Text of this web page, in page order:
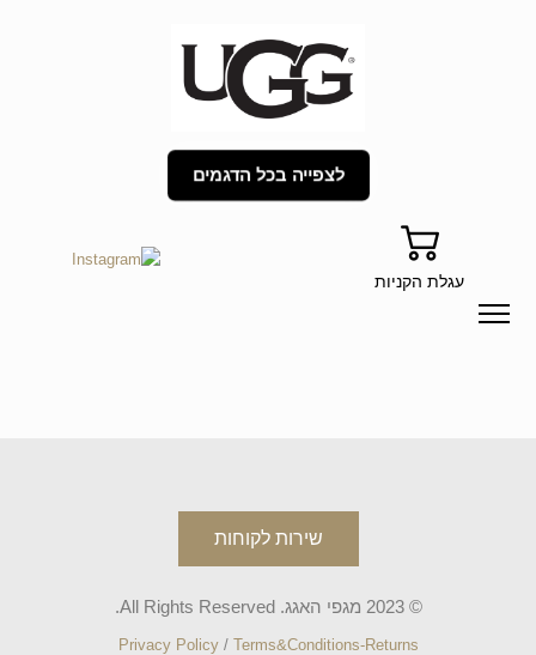
לצפייה בכל הדגמים
עגלת הקניות
שירות לקוחות
© 2023 מגפי האגג. All Rights Reserved.
Privacy Policy/ Terms&Conditions-Returns